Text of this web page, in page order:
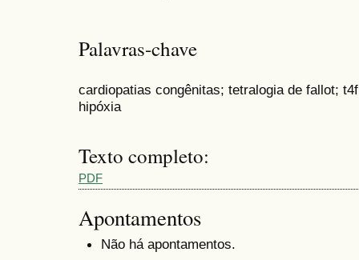
Palavras-chave
cardiopatias congênitas; tetralogia de fallot;
hipóxia
Texto completo:
PDF
Apontamentos
Não há apontamentos.